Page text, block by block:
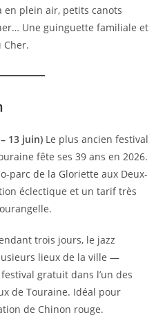
en plein air, petits canots
Une guinguette familiale et
13 juin) Le plus ancien festival
fête ses 39 ans en 2026.
parc de la Gloriette aux Deux-
éclectique et un tarif très
trois jours, le jazz
lieux de la ville —
gratuit dans l’un des
de Touraine. Idéal pour
de Chinon rouge.